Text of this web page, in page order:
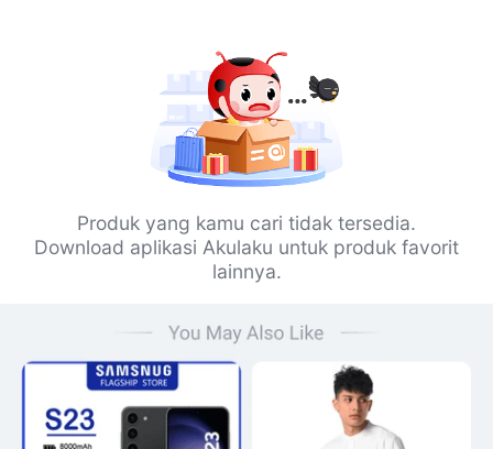
Produk yang kamu cari tidak tersedia.
Download aplikasi Akulaku untuk produk favorit
lainnya.